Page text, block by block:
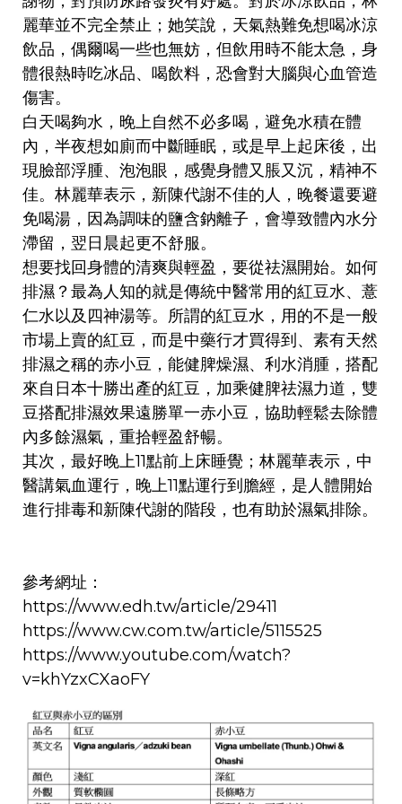
麗華並不完全禁止；她笑說，天氣熱難免想喝冰涼
飲品，偶爾喝一些也無妨，但飲用時不能太急，身
體很熱時吃冰品、喝飲料，恐會對大腦與心血管造
傷害。
白天喝夠水，晚上自然不必多喝，避免水積在體
內，半夜想如廁而中斷睡眠，或是早上起床後，出
現臉部浮腫、泡泡眼，感覺身體又脹又沉，精神不
佳。林麗華表示，新陳代謝不佳的人，晚餐還要避
免喝湯，因為調味的鹽含鈉離子，會導致體內水分
滯留，翌日晨起更不舒服。
想要找回身體的清爽與輕盈，要從祛濕開始。如何
排濕？最為人知的就是傳統中醫常用的紅豆水、薏
仁水以及四神湯等。所謂的紅豆水，用的不是一般
市場上賣的紅豆，而是中藥行才買得到、素有天然
排濕之稱的赤小豆，能健脾燥濕、利水消腫，搭配
來自日本十勝出產的紅豆，加乘健脾祛濕力道，雙
豆搭配排濕效果遠勝單一赤小豆，協助輕鬆去除體
內多餘濕氣，重拾輕盈舒暢。
其次，最好晚上11點前上床睡覺；林麗華表示，中
醫講氣血運行，晚上11點運行到膽經，是人體開始
進行排毒和新陳代謝的階段，也有助於濕氣排除。
參考網址：
https://www.edh.tw/article/29411
https://www.cw.com.tw/article/5115525
https://www.youtube.com/watch?
v=khYzxCXaoFY